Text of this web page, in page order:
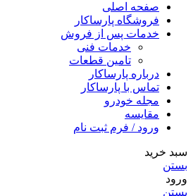
صفحه اصلی
فروشگاه پارساکار
خدمات پس از فروش
خدمات فنی
تامین قطعات
درباره پارساکار
تماس با پارساکار
مجله خودرو
مقایسه
ورود / فرم ثبت نام
سبد خرید
بستن
ورود
بستن